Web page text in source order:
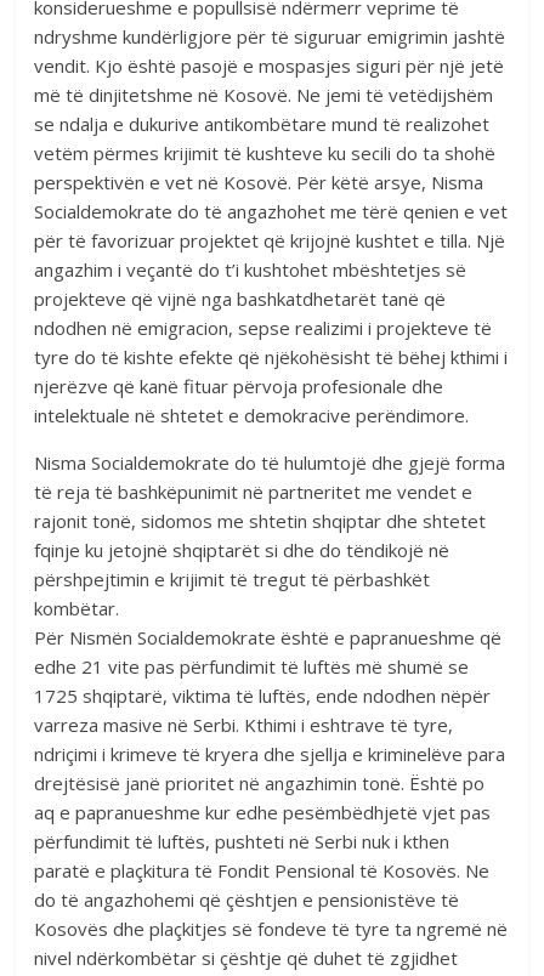
konsiderueshme e popullsisë ndërmerr veprime të
ndryshme kundërligjore për të siguruar emigrimin jashtë
vendit. Kjo është pasojë e mospasjes siguri për një jetë
më të dinjitetshme në Kosovë. Ne jemi të vetëdijshëm
se ndalja e dukurive antikombëtare mund të realizohet
vetëm përmes krijimit të kushteve ku secili do ta shohë
perspektivën e vet në Kosovë. Për këtë arsye, Nisma
Socialdemokrate do të angazhohet me tërë qenien e vet
për të favorizuar projektet që krijojnë kushtet e tilla. Një
angazhim i veçantë do t’i kushtohet mbështetjes së
projekteve që vijnë nga bashkatdhetarët tanë që
ndodhen në emigracion, sepse realizimi i projekteve të
tyre do të kishte efekte që njëkohësisht të bëhej kthimi i
njerëzve që kanë fituar përvoja profesionale dhe
intelektuale në shtetet e demokracive perëndimore.
Nisma Socialdemokrate do të hulumtojë dhe gjejë forma
të reja të bashkëpunimit në partneritet me vendet e
rajonit tonë, sidomos me shtetin shqiptar dhe shtetet
fqinje ku jetojnë shqiptarët si dhe do tëndikojë në
përshpejtimin e krijimit të tregut të përbashkët
kombëtar.
Për Nismën Socialdemokrate është e papranueshme që
edhe 21 vite pas përfundimit të luftës më shumë se
1725 shqiptarë, viktima të luftës, ende ndodhen nëpër
varreza masive në Serbi. Kthimi i eshtrave të tyre,
ndriçimi i krimeve të kryera dhe sjellja e kriminelëve para
drejtësisë janë prioritet në angazhimin tonë. Është po
aq e papranueshme kur edhe pesëmbëdhjetë vjet pas
përfundimit të luftës, pushteti në Serbi nuk i kthen
paratë e plaçkitura të Fondit Pensional të Kosovës. Ne
do të angazhohemi që çështjen e pensionistëve të
Kosovës dhe plaçkitjes së fondeve të tyre ta ngremë në
nivel ndërkombëtar si çështje që duhet të zgjidhet